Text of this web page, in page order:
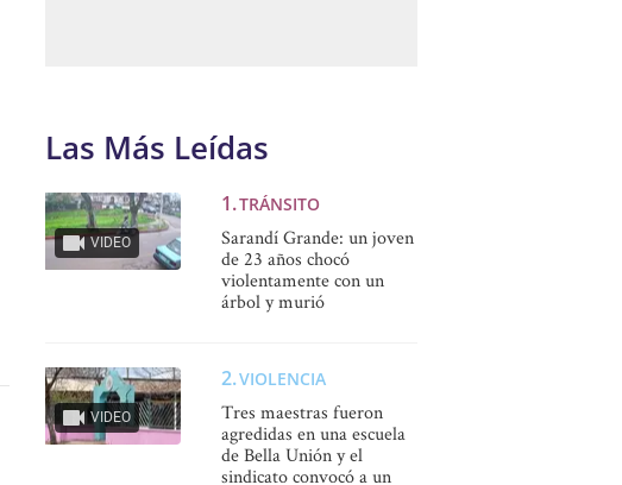
Las Más Leídas
VIDEO
TRÁNSITO
Sarandí Grande: un joven
de 23 años chocó
violentamente con un
árbol y murió
VIDEO
VIOLENCIA
Tres maestras fueron
agredidas en una escuela
de Bella Unión y el
sindicato convocó a un